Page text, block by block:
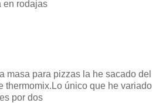
en rodajas
masa para pizzas la he sacado del
thermomix.Lo único que he variado
por dos